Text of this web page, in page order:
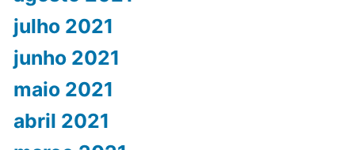
julho 2021
junho 2021
maio 2021
abril 2021